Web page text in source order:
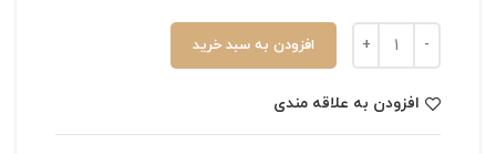
افزودن به سبد خرید
افزودن به علاقه مندی